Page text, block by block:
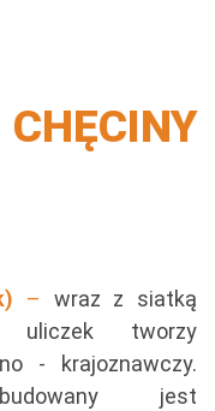
– wraz z siatką
uliczek tworzy
- krajoznawczy.
jest